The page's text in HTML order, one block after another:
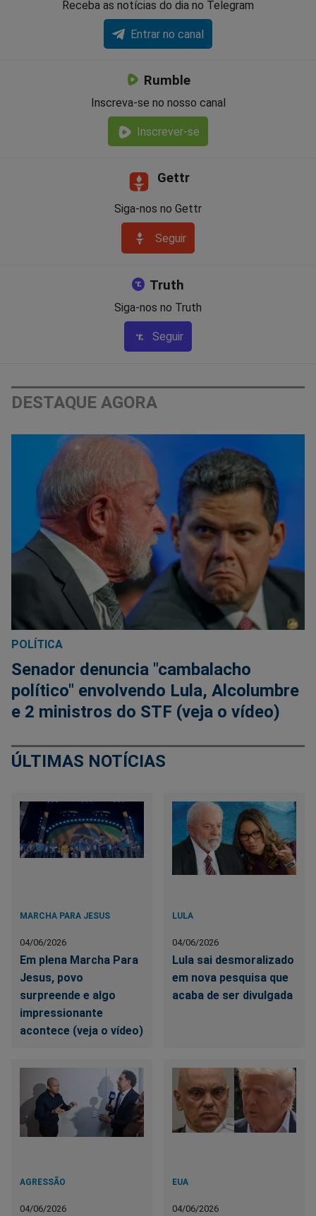
Receba as notícias do dia no Telegram
Entrar no canal
Rumble
Inscreva-se no nosso canal
Inscrever-se
Gettr
Siga-nos no Gettr
Seguir
Truth
Siga-nos no Truth
Seguir
DESTAQUE AGORA
POLÍTICA
Senador denuncia "cambalacho
político" envolvendo Lula, Alcolumbre
e 2 ministros do STF (veja o vídeo)
ÚLTIMAS NOTÍCIAS
MARCHA PARA JESUS
04/06/2026
Em plena Marcha Para
Jesus, povo
surpreende e algo
impressionante
acontece (veja o vídeo)
LULA
04/06/2026
Lula sai desmoralizado
em nova pesquisa que
acaba de ser divulgada
AGRESSÃO
04/06/2026
EUA
04/06/2026